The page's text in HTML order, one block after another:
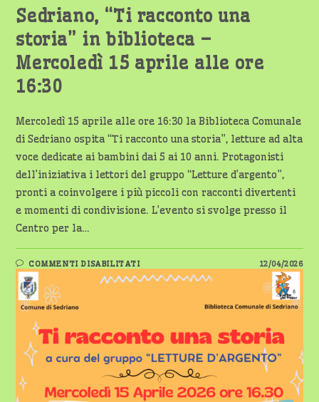
Sedriano, “Ti racconto una
storia” in biblioteca –
Mercoledì 15 aprile alle ore
16:30
Mercoledì 15 aprile alle ore 16:30 la Biblioteca Comunale
di Sedriano ospita “Ti racconto una storia”, letture ad alta
voce dedicate ai bambini dai 5 ai 10 anni. Protagonisti
dell’iniziativa i lettori del gruppo “Letture d’argento”,
pronti a coinvolgere i più piccoli con racconti divertenti
e momenti di condivisione. L’evento si svolge presso il
Centro per la…
COMMENTI DISABILITATISU
SEDRIANO,
“TI
BIBLIOTECA
–
MERCOLEDÌ
15
APRILE
ALLE
ORE
16:30
12/04/2026